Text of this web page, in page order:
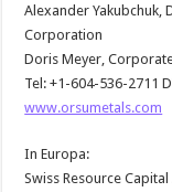
Alexander Yakubchuk,
Corporation
Doris Meyer,
Tel: +1-604-536-2711
www.orsumetals.com
In Europa:
Swiss Resource Capital